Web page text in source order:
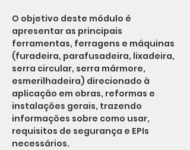
O objetivo deste módulo é
apresentar as principais
ferramentas, ferragens e máquinas
(furadeira, parafusadeira, lixadeira,
serra circular, serra mármore,
esmerilhadeira) direcionado à
aplicação em obras, reformas e
instalações gerais, trazendo
informações sobre como usar,
requisitos de segurança e EPIs
necessários.